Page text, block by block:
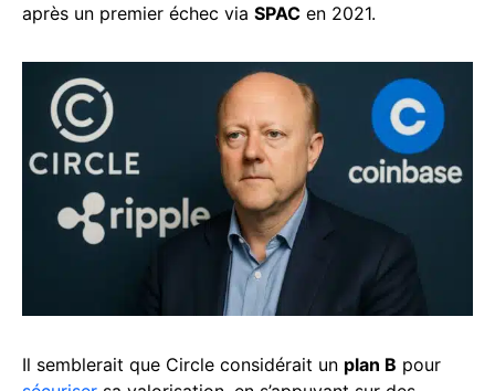
après un premier échec via SPAC en 2021.
Il semblerait que Circle considérait un plan B pour